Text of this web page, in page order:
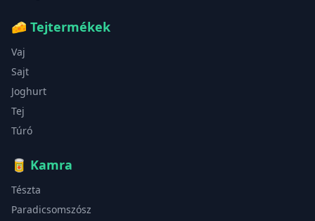
🧀 Tejtermékek
Vaj
Sajt
Joghurt
Tej
Túró
🥫 Kamra
Tészta
Paradicsomszósz